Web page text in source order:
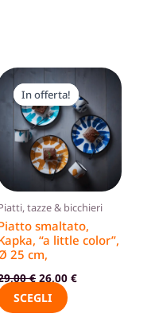
In offerta!
In offerta!
tazze & bicchieri
smaltato,
“a little color”,
25 cm,
€
Il
prezzo
originale
era:
29,00 €.
26,00 €
prezzo
attuale
è:
26,00 €.
SCEGLI
Questo
prodotto
ha
più
varianti.
Le
opzioni
possono
essere
nella
pagina